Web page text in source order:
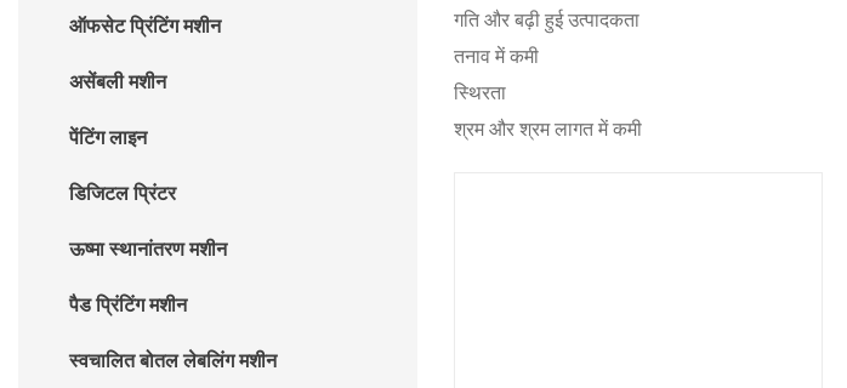
स्वचालित स्क्रीन प्रिंटिंग मशीन
अर्ध स्वचालित हॉट फ़ॉइल स्टैम्पिंग मशीन
ऑटो हॉट स्टैम्पिंग मशीन
ऑफसेट प्रिंटिंग मशीन
असेंबली मशीन
पेंटिंग लाइन
डिजिटल प्रिंटर
ऊष्मा स्थानांतरण मशीन
पैड प्रिंटिंग मशीन
स्वचालित बोतल लेबलिंग मशीन
गति और बढ़ी हुई उत्पादकता
तनाव में कमी
स्थिरता
श्रम और श्रम लागत में कमी